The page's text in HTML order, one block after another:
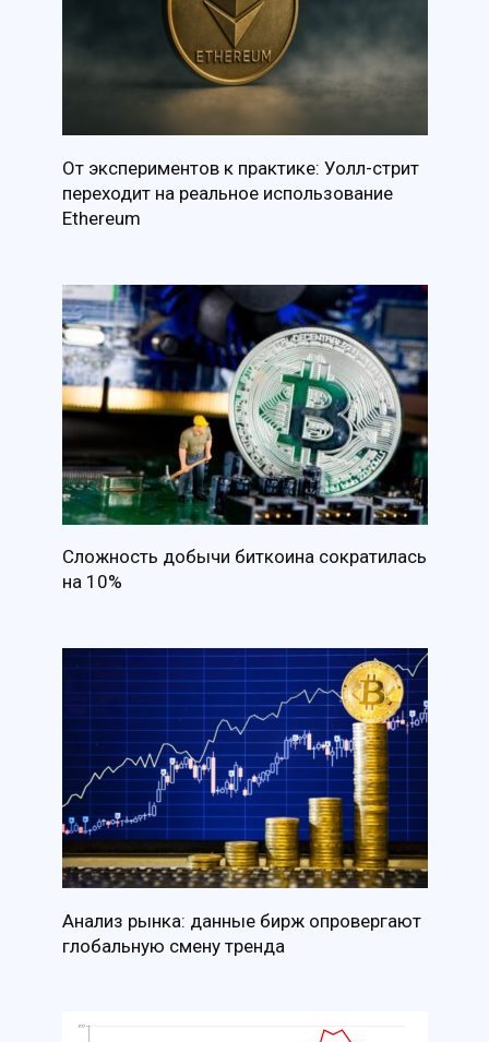
От экспериментов к практике: Уолл-стрит
переходит на реальное использование
Ethereum
Сложность добычи биткоина сократилась
на 10%
Анализ рынка: данные бирж опровергают
глобальную смену тренда